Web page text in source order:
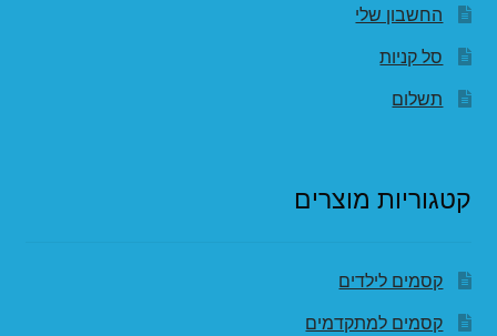
החשבון שלי
סל קניות
תשלום
קטגוריות מוצרים
קסמים לילדים
קסמים למתקדמים